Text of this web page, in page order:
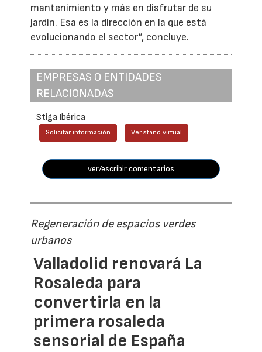
mantenimiento y más en disfrutar de su
jardín. Esa es la dirección en la que está
evolucionando el sector”, concluye.
EMPRESAS O ENTIDADES
RELACIONADAS
Stiga Ibérica
Solicitar información Ver stand virtual
ver/escribir comentarios
Regeneración de espacios verdes
urbanos
Valladolid renovará La
Rosaleda para
convertirla en la
primera rosaleda
sensorial de España